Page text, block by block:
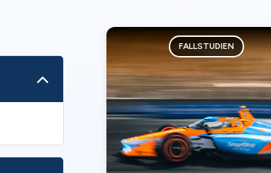
FALLSTUDIEN